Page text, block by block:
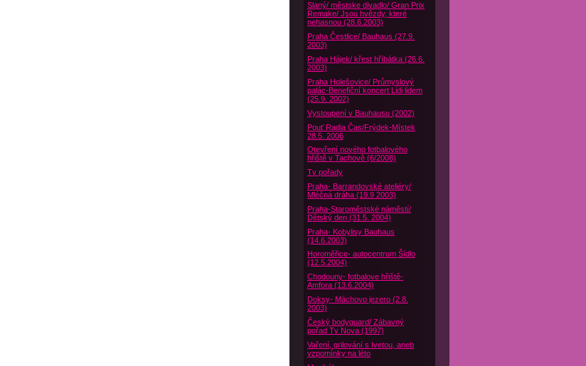
Slaný/ městske divadlo/ Gran Prix
Remake/ Jsou hvězdy, které
nehasnou (28.6.2003)
Praha Čestlice/ Bauhaus (27.9.
2003)
Praha Hájek/ křest hříbátka (26.6.
2003)
Praha Holešovice/ Průmyslový
palác-Benefiční koncert Lidi lidem
(25.9. 2002)
Vystoupení v Bauhausu (2002)
Pouť Radia Čas/Frýdek-Místek
28.5. 2006
Otevření nového fotbalového
hřiště v Tachově (6/2008)
Tv pořady
Praha- Barrandovské ateliéry/
Mléčná dráha (19.9 2003)
Praha-Staroměstské náměstí/
Dětský den (31.5. 2004)
Praha- Kobylisy Bauhaus
(14.6.2003)
Horoměřice- autocentrum Šídlo
(12.5.2004)
Chodouny- fotbalove hřiště-
Amfora (13.6.2004)
Doksy- Máchovo jezero (2.8.
2003)
Český bodyguard/ Zábavný
pořad Tv Nova (1997)
Vaření, grilování s Ivetou, aneb
vzpomínky na léto